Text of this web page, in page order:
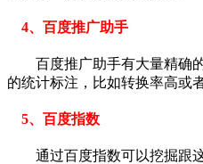
4、百度推广助手
百度推广助手有大量精确的
的统计标注，比如转换率高或
5、百度指数
通过百度指数可以挖掘跟这